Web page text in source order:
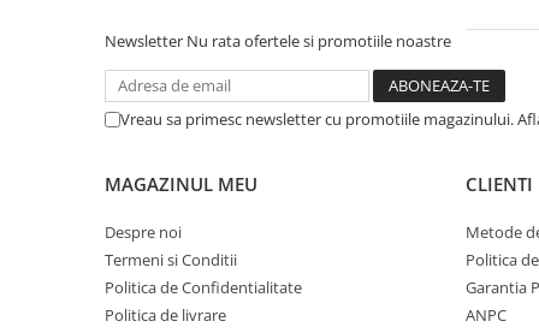
Newsletter Nu rata ofertele si promotiile noastre
Vreau sa primesc newsletter cu promotiile magazinului.
MAGAZINUL MEU
Despre noi
Termeni si Conditii
Politica de Confidentialitate
Politica de livrare
CLIENTI
Metode
Politica
Garantia
ANPC